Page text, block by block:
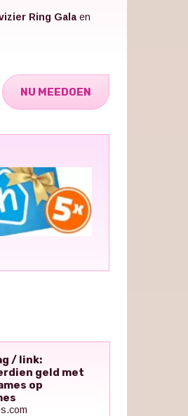
Ring Galaen
NU MEEDOEN
/ link:
geld met
op